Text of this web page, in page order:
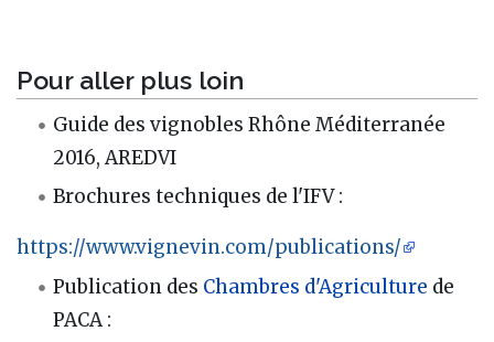
Pour aller plus loin
Guide des vignobles Rhône Méditerranée
2016, AREDVI
Brochures techniques de l'IFV :
https://www.vignevin.com/publications/
Publication des Chambres d'Agriculture de
PACA :